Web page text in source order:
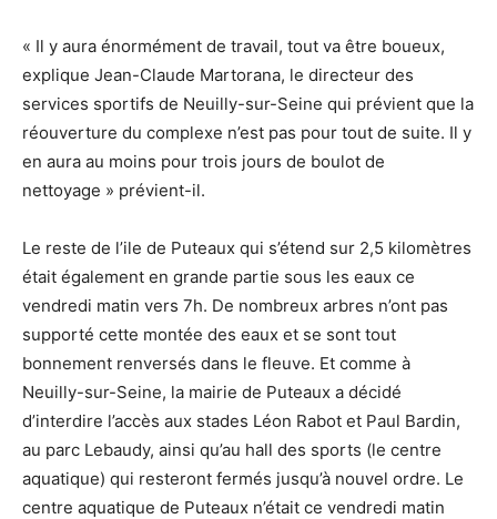
« Il y aura énormément de travail, tout va être boueux,
explique Jean-Claude Martorana, le directeur des
services sportifs de Neuilly-sur-Seine qui prévient que la
réouverture du complexe n’est pas pour tout de suite. Il y
en aura au moins pour trois jours de boulot de
nettoyage » prévient-il.
Le reste de l’ile de Puteaux qui s’étend sur 2,5 kilomètres
était également en grande partie sous les eaux ce
vendredi matin vers 7h. De nombreux arbres n’ont pas
supporté cette montée des eaux et se sont tout
bonnement renversés dans le fleuve. Et comme à
Neuilly-sur-Seine, la mairie de Puteaux a décidé
d’interdire l’accès aux stades Léon Rabot et Paul Bardin,
au parc Lebaudy, ainsi qu’au hall des sports (le centre
aquatique) qui resteront fermés jusqu’à nouvel ordre. Le
centre aquatique de Puteaux n’était ce vendredi matin